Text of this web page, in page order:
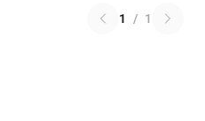
1 / 1